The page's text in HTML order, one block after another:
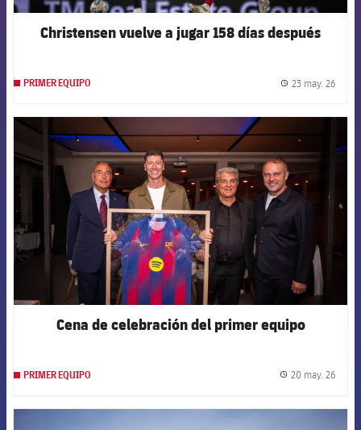
Christensen vuelve a jugar 158 días después
PRIMER EQUIPO 23 may. 26
FCB Barcelona badge
Cena de celebración del primer equipo
PRIMER EQUIPO 20 may. 26